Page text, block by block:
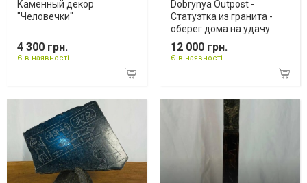
Каменный декор
"Человечки"
4 300 грн.
Є в наявності
Dobrynya Outpost -
Статуэтка из гранита -
оберег дома на удачу
12 000 грн.
Є в наявності